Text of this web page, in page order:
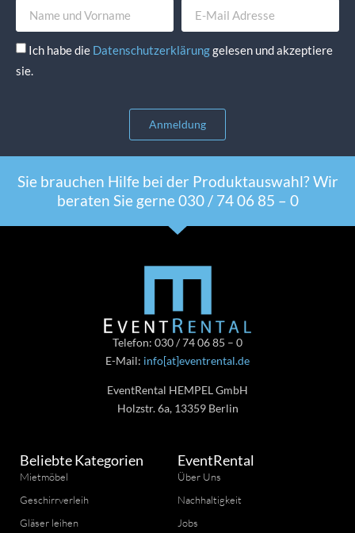
Ich habe die Datenschutzerklärunggelesen und akzeptiere
sie.
Anmeldung
Sie brauchen Hilfe bei der Produktauswahl? Wir
beraten Sie gerne 030 / 74 06 85 – 0
Telefon: 030 / 74 06 85 – 0
E-Mail: info[at]eventrental.de
EventRental HEMPEL GmbH
Holzstr. 6a, 13359 Berlin
Beliebte Kategorien
Mietmöbel
Geschirrverleih
Gläser leihen
EventRental
Über Uns
Nachhaltigkeit
Jobs